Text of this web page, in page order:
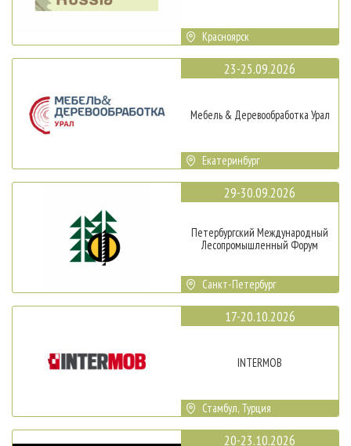
Красноярск
23-25.09.2026
Мебель & Деревообработка Урал
Екатеринбург
29-30.09.2026
Петербургский Международный
Лесопромышленный Форум
Санкт-Петербург
17-20.10.2026
INTERMOB
Стамбул, Турция
20-23.10.2026